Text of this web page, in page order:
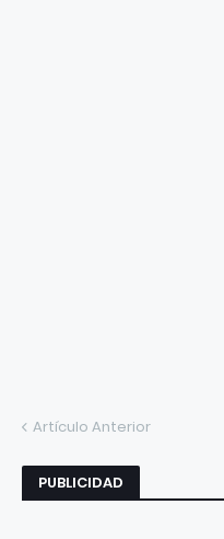
Artículo Anterior
PUBLICIDAD